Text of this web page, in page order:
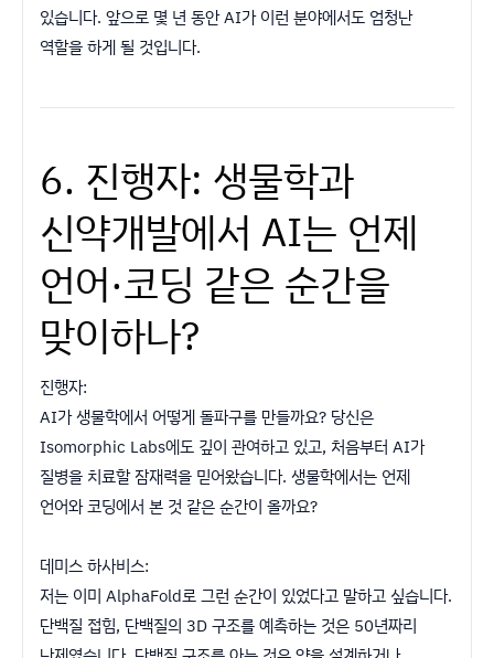
있습니다. 앞으로 몇 년 동안 AI가 이런 분야에서도 엄청난
역할을 하게 될 것입니다.
6. 진행자: 생물학과
신약개발에서 AI는 언제
언어·코딩 같은 순간을
맞이하나?
진행자:
AI가 생물학에서 어떻게 돌파구를 만들까요? 당신은
Isomorphic Labs에도 깊이 관여하고 있고, 처음부터 AI가
질병을 치료할 잠재력을 믿어왔습니다. 생물학에서는 언제
언어와 코딩에서 본 것 같은 순간이 올까요?
데미스 하사비스:
저는 이미 AlphaFold로 그런 순간이 있었다고 말하고 싶습니다.
단백질 접힘, 단백질의 3D 구조를 예측하는 것은 50년짜리